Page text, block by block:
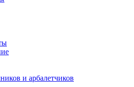
и арбалетчиков